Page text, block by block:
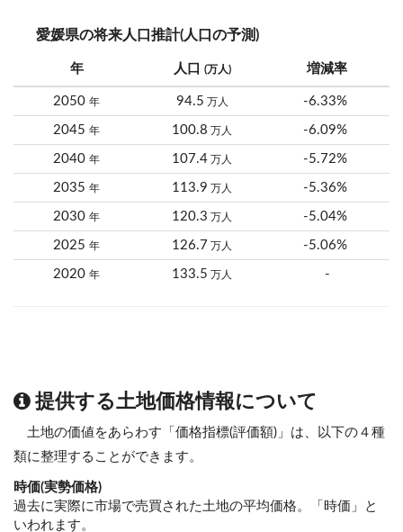
愛媛県の将来人口推計(人口の予測)
年 人口 (万人) 増減率
2050 年 94.5 万人 -6.33%
2045 年 100.8 万人 -6.09%
2040 年 107.4 万人 -5.72%
2035 年 113.9 万人 -5.36%
2030 年 120.3 万人 -5.04%
2025 年 126.7 万人 -5.06%
2020 年 133.5 万人 -
提供する土地価格情報について
土地の価値をあらわす「価格指標(評価額)」は、以下の４種
類に整理することができます。
時価(実勢価格)
過去に実際に市場で売買された土地の平均価格。「時価」と
いわれます。